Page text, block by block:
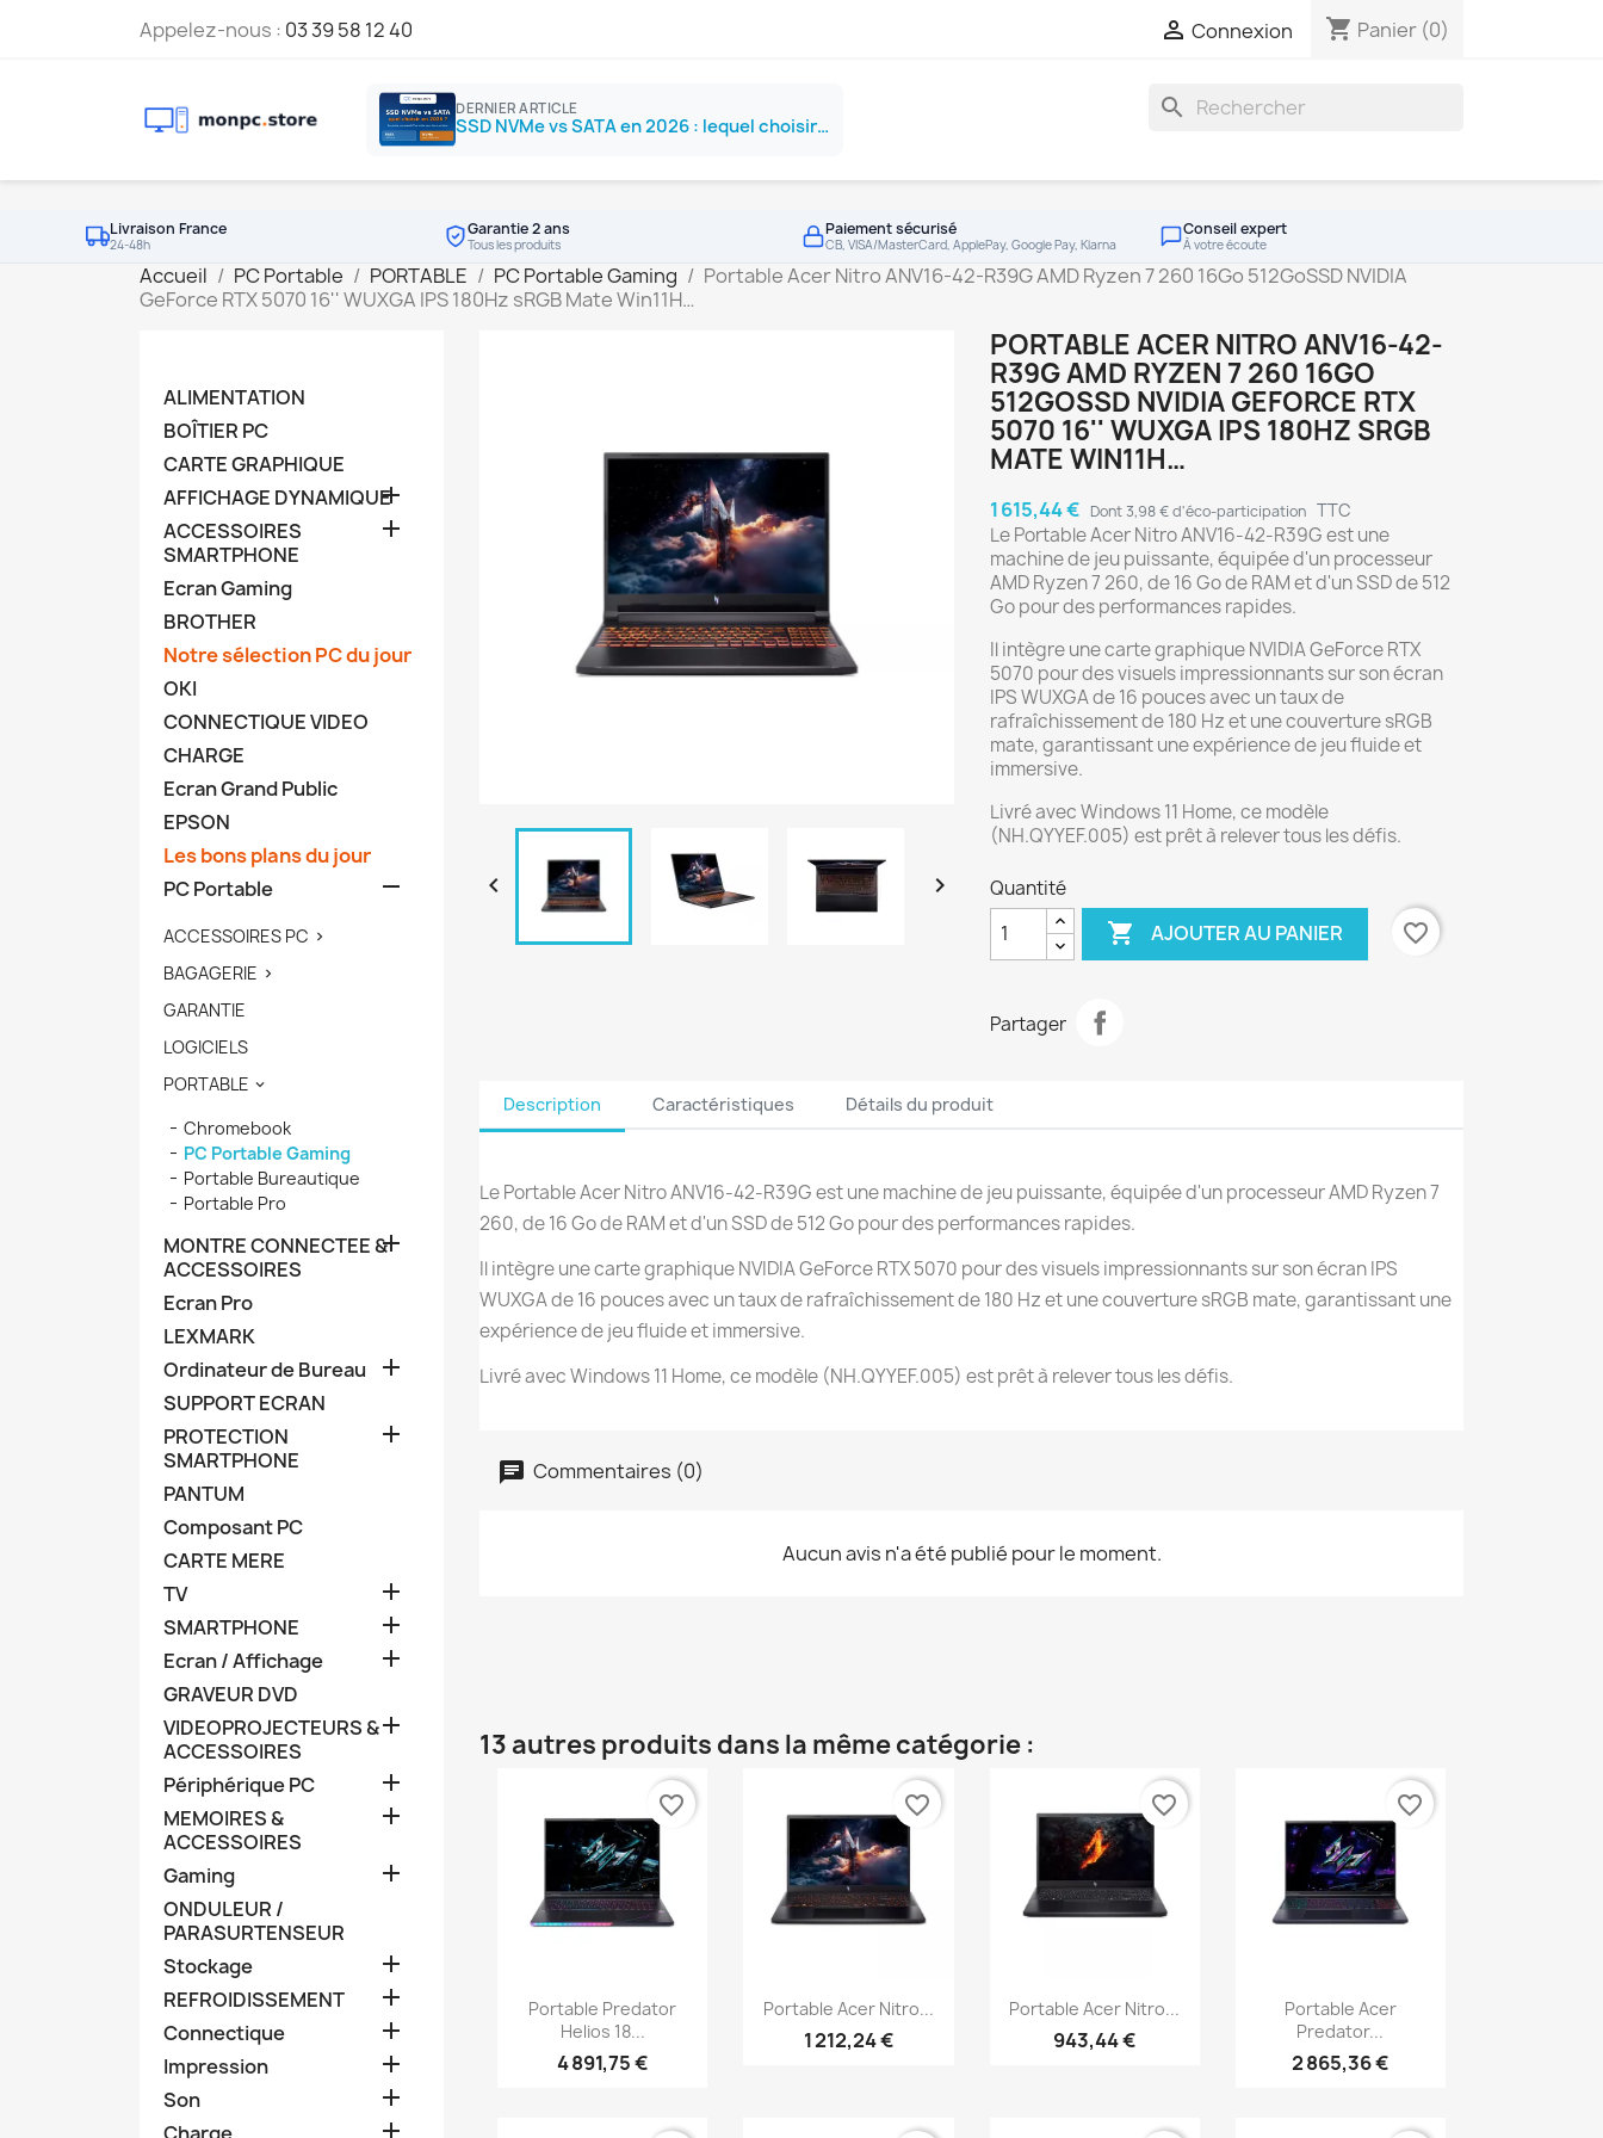
Appelez-nous : 03 39 58 12 40  Connexion shopping_cart Panier (0)
DERNIER ARTICLE
SSD NVMe vs SATA en 2026 : lequel choisir ?
search
Livraison France
24-48h
Garantie 2 ans
Tous les produits
Paiement sécurisé
CB, VISA/MasterCard, ApplePay, Google Pay, Klarna
Conseil expert
À votre écoute
Accueil PC Portable PORTABLE PC Portable Gaming
Portable Acer Nitro ANV16-42-R39G AMD Ryzen 7 260 16Go 512GoSSD NVIDIA
GeForce RTX 5070 16'' WUXGA IPS 180Hz sRGB Mate Win11H…
ALIMENTATION
BOÎTIER PC
CARTE GRAPHIQUE
AFFICHAGE DYNAMIQUE

ACCESSOIRES
SMARTPHONE

Ecran Gaming
BROTHER
Notre sélection PC du jour
OKI
CONNECTIQUE VIDEO
CHARGE
Ecran Grand Public
EPSON
Les bons plans du jour
PC Portable

ACCESSOIRES PC 
BAGAGERIE 
GARANTIE
LOGICIELS
PORTABLE 
Chromebook
PC Portable Gaming
Portable Bureautique
Portable Pro
MONTRE CONNECTEE &
ACCESSOIRES

Ecran Pro
LEXMARK
Ordinateur de Bureau

SUPPORT ECRAN
PROTECTION
SMARTPHONE

PANTUM
Composant PC
CARTE MERE
TV

SMARTPHONE 
Ecran / Affichage 
GRAVEUR DVD
VIDEOPROJECTEURS &
ACCESSOIRES

Périphérique PC 
MEMOIRES &
ACCESSOIRES

Gaming 
ONDULEUR /
PARASURTENSEUR
Stockage

REFROIDISSEMENT 
Connectique 
Impression 
Son 

 
PORTABLE ACER NITRO ANV16-42-
R39G AMD RYZEN 7 260 16GO
512GOSSD NVIDIA GEFORCE RTX
5070 16'' WUXGA IPS 180HZ SRGB
MATE WIN11H…
1 615,44 € Dont 3,98 € d'éco-participation TTC
Le Portable Acer Nitro ANV16-42-R39G est une
machine de jeu puissante, équipée d'un processeur
AMD Ryzen 7 260, de 16 Go de RAM et d'un SSD de 512
Go pour des performances rapides.
Il intègre une carte graphique NVIDIA GeForce RTX
5070 pour des visuels impressionnants sur son écran
IPS WUXGA de 16 pouces avec un taux de
rafraîchissement de 180 Hz et une couverture sRGB
mate, garantissant une expérience de jeu fluide et
immersive.
Livré avec Windows 11 Home, ce modèle
(NH.QYYEF.005) est prêt à relever tous les défis.
Quantité
 AJOUTER AU PANIER favorite_border
Partager
Description Caractéristiques Détails du produit
Le Portable Acer Nitro ANV16-42-R39G est une machine de jeu puissante, équipée d'un processeur AMD Ryzen 7
260, de 16 Go de RAM et d'un SSD de 512 Go pour des performances rapides.
Il intègre une carte graphique NVIDIA GeForce RTX 5070 pour des visuels impressionnants sur son écran IPS
WUXGA de 16 pouces avec un taux de rafraîchissement de 180 Hz et une couverture sRGB mate, garantissant une
expérience de jeu fluide et immersive.
Livré avec Windows 11 Home, ce modèle (NH.QYYEF.005) est prêt à relever tous les défis.
Commentaires (0)
Aucun avis n'a été publié pour le moment.
13 autres produits dans la même catégorie :
Aperçu rapide
Portable Predator
Helios 18...
4 891,75 €
favorite_border
Aperçu rapide
Portable Acer Nitro...
1 212,24 €
favorite_border
Aperçu rapide
Portable Acer Nitro...
943,44 €
favorite_border
Aperçu rapide
Portable Acer
Predator...
2 865,36 €
favorite_border